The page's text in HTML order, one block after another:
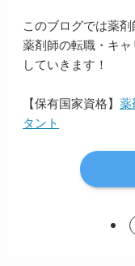
このブログでは薬
薬剤師の転職・キ
していきます！
【保有国家資格】薬
タント